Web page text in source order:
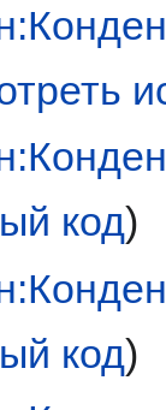
код)
код)